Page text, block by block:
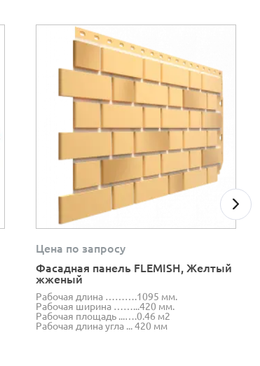
Цена по запросу
Фасадная панель FLEMISH, Желтый
жженый
Рабочая длина ……….1095 мм.
Рабочая ширина ……...420 мм.
Рабочая площадь ...….0.46 м2
Рабочая длина угла ... 420 мм